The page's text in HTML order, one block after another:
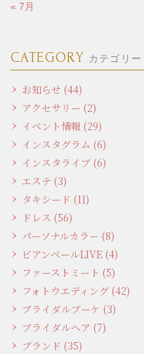
« 7月
CATEGORY カテゴリー
お知らせ (44)
アクセサリー (2)
イベント情報 (29)
インスタグラム (6)
インスタライブ (6)
エステ (3)
タキシード (11)
ドレス (56)
パーソナルカラー (8)
ビアンベールLIVE (4)
ファーストミート (5)
フォトウエディング (42)
ブライダルブーケ (3)
ブライダルヘア (7)
ブランド (35)